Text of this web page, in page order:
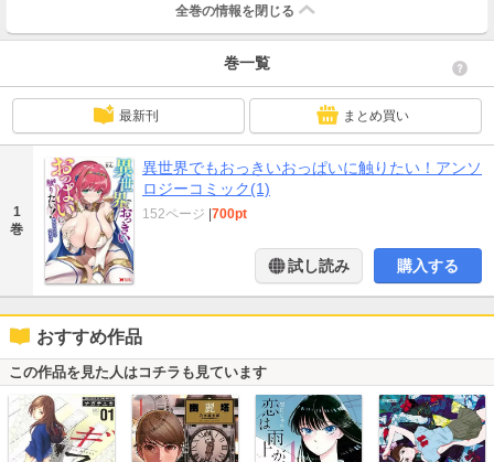
全巻の情報を 閉じる
巻一覧
最新刊 まとめ買い
1
巻
異世界でもおっきいおっぱいに触りたい！アンソ
ロジーコミック(1)
152ページ 700pt
試し読み 購入する
おすすめ作品
この作品を見た人はコチラも見ています